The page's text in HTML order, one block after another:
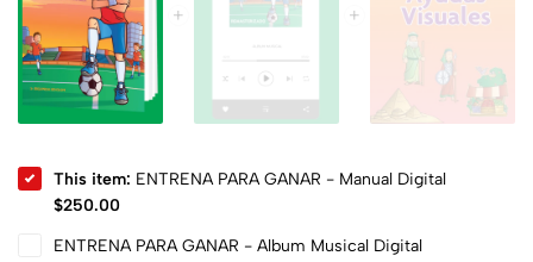
This item: ENTRENA PARA GANAR - Manual Digital
$250.00
ENTRENA PARA GANAR - Album Musical Digital